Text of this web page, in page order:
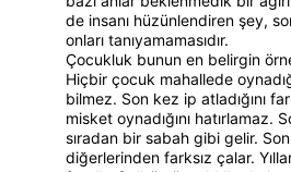
de insanı hüzünlendiren şey,
onları tanıyamamasıdır.
Çocukluk bunun en belirgin
Hiçbir çocuk mahallede
bilmez. Son kez ip atladığını
misket oynadığını hatırlamaz.
sıradan bir sabah gibi gelir.
diğerlerinden farksız çalar.